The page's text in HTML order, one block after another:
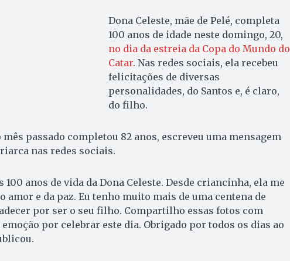
Dona Celeste, mãe de Pelé, completa
100 anos de idade neste domingo, 20,
no dia da estreia da Copa do Mundo do
Catar. Nas redes sociais, ela recebeu
felicitações de diversas
personalidades, do Santos e, é claro,
do filho.
mês passado completou 82 anos, escreveu uma mensagem
nas redes sociais.
100 anos de vida da Dona Celeste. Desde criancinha, ela me
amor e da paz. Eu tenho muito mais de uma centena de
por ser o seu filho. Compartilho essas fotos com
por celebrar este dia. Obrigado por todos os dias ao